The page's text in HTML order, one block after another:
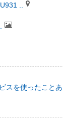
..
スを使ったことあ